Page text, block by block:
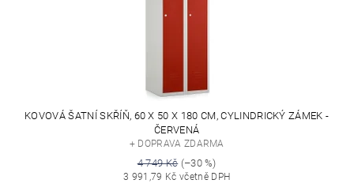
KOVOVÁ ŠATNÍ SKŘÍŇ, 60 X 50 X 180 CM, CYLINDRICKÝ ZÁMEK -
ČERVENÁ
+ DOPRAVA ZDARMA
4 749 Kč(–30 %)
3 991,79 Kč včetně DPH